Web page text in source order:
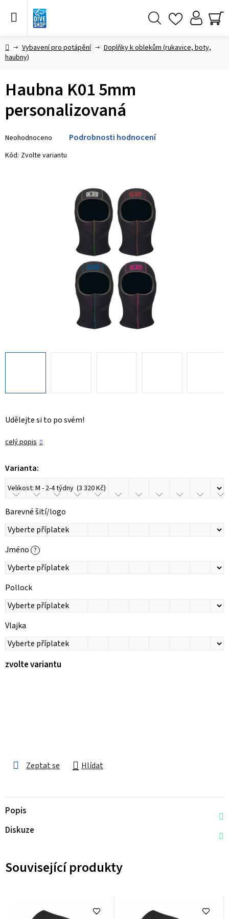
DomůVybavení pro potápění
Doplňky k oblekům (rukavice, boty,
haubny)
Udělejte si to po svém!
celý popis
Varianta:
Barevné šití/logo
Jméno ?
Pollock
Vlajka
zvolte variantu
Zeptat se Hlídat
Haubna K01 5mm
personalizovaná
hodnocení
produktu
Neohodnoceno Podrobnosti hodnocení
Kód: Zvolte variantu
Popis
Diskuze
Související produkty